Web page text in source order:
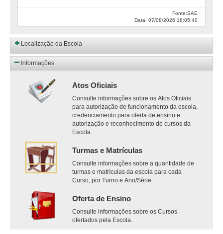
Fonte:SAE
Data: 07/08/2026 18:05:40
Localização da Escola
Informações
Atos Oficiais
Consulte informações sobre os Atos Oficiais
para autorização de funcionamento da escola,
credenciamento para oferta de ensino e
autorização e reconhecimento de cursos da
Escola.
Turmas e Matrículas
Consulte informações sobre a quantidade de
turmas e matrículas da escola para cada
Curso, por Turno e Ano/Série.
Oferta de Ensino
Consulte informações sobre os Cursos
ofertados pela Escola.